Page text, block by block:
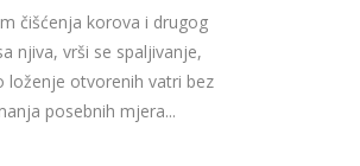
čišćenja korova i drugog
njiva, vrši se spaljivanje,
loženje otvorenih vatri bez
posebnih mjera...